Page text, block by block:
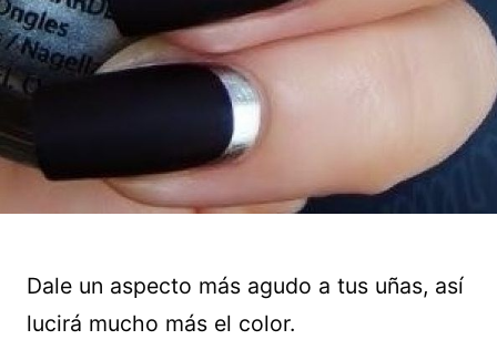
Dale un aspecto más agudo a tus uñas, así
lucirá mucho más el color.